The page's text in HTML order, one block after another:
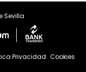
Sevilla
Privacidad Cookies